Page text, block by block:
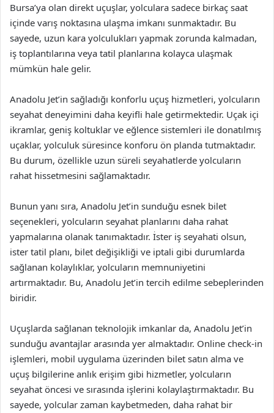
Bursa’ya olan direkt uçuşlar, yolculara sadece birkaç saat
içinde varış noktasına ulaşma imkanı sunmaktadır. Bu
sayede, uzun kara yolculukları yapmak zorunda kalmadan,
iş toplantılarına veya tatil planlarına kolayca ulaşmak
mümkün hale gelir.
Anadolu Jet’in sağladığı konforlu uçuş hizmetleri, yolcuların
seyahat deneyimini daha keyifli hale getirmektedir. Uçak içi
ikramlar, geniş koltuklar ve eğlence sistemleri ile donatılmış
uçaklar, yolculuk süresince konforu ön planda tutmaktadır.
Bu durum, özellikle uzun süreli seyahatlerde yolcuların
rahat hissetmesini sağlamaktadır.
Bunun yanı sıra, Anadolu Jet’in sunduğu esnek bilet
seçenekleri, yolcuların seyahat planlarını daha rahat
yapmalarına olanak tanımaktadır. İster iş seyahati olsun,
ister tatil planı, bilet değişikliği ve iptali gibi durumlarda
sağlanan kolaylıklar, yolcuların memnuniyetini
artırmaktadır. Bu, Anadolu Jet’in tercih edilme sebeplerinden
biridir.
Uçuşlarda sağlanan teknolojik imkanlar da, Anadolu Jet’in
sunduğu avantajlar arasında yer almaktadır. Online check-in
işlemleri, mobil uygulama üzerinden bilet satın alma ve
uçuş bilgilerine anlık erişim gibi hizmetler, yolcuların
seyahat öncesi ve sırasında işlerini kolaylaştırmaktadır. Bu
sayede, yolcular zaman kaybetmeden, daha rahat bir